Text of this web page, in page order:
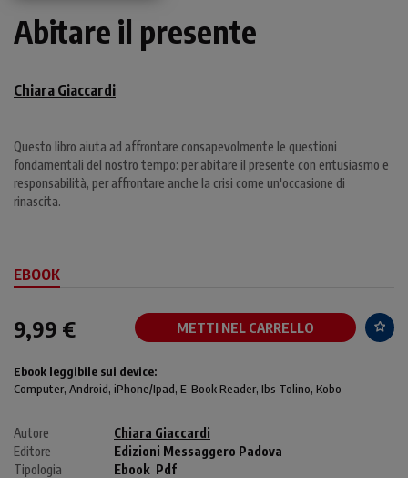
Abitare il presente
Chiara Giaccardi
Questo libro aiuta ad affrontare consapevolmente le questioni
fondamentali del nostro tempo: per abitare il presente con entusiasmo e
responsabilità, per affrontare anche la crisi come un'occasione di
rinascita.
EBOOK
9,99 € METTI NEL CARRELLO
Ebook leggibile sui device:
Computer, Android, iPhone/Ipad, E-Book Reader, Ibs Tolino, Kobo
Autore
Chiara Giaccardi
Editore
Edizioni Messaggero Padova
Tipologia
Ebook Pdf